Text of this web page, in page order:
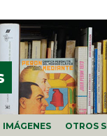
IMÁGENES OTROS